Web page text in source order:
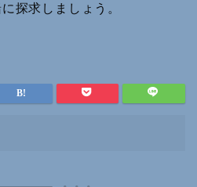
探求しましょう。